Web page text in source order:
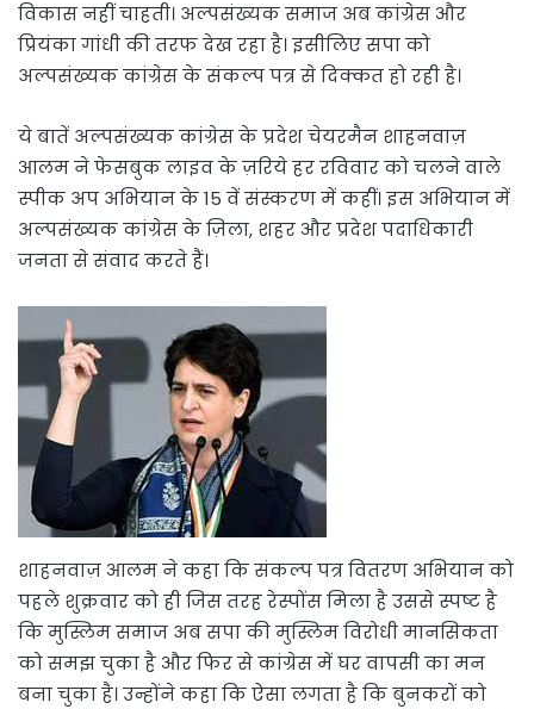
विकास नहीं चाहती। अल्पसंख्यक समाज अब कांग्रेस और
प्रियंका गांधी की तरफ देख रहा है। इसीलिए सपा को
अल्पसंख्यक कांग्रेस के संकल्प पत्र से दिक्कत हो रही है।
ये बातें अल्पसंख्यक कांग्रेस के प्रदेश चेयरमैन शाहनवाज़
आलम ने फेसबुक लाइव के ज़रिये हर रविवार को चलने वाले
स्पीक अप अभियान के 15 वें संस्करण में कहीं। इस अभियान में
अल्पसंख्यक कांग्रेस के ज़िला, शहर और प्रदेश पदाधिकारी
जनता से संवाद करते हैं।
शाहनवाज़ आलम ने कहा कि संकल्प पत्र वितरण अभियान को
पहले शुक्रवार को ही जिस तरह रेस्पोंस मिला है उससे स्पष्ट है
कि मुस्लिम समाज अब सपा की मुस्लिम विरोधी मानसिकता
को समझ चुका है और फिर से कांग्रेस में घर वापसी का मन
बना चुका है। उन्होंने कहा कि ऐसा लगता है कि बुनकरों को